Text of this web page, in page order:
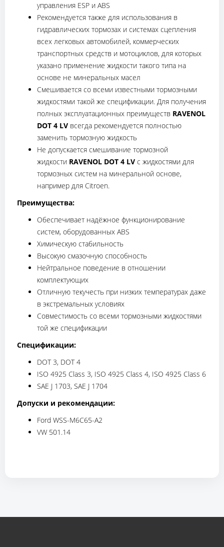
управления ESP и ABS
Рекомендуется также для использования в
гидравлических тормозах и системах сцепления
всех легковых автомобилей, коммерческих
транспортных средств и мотоциклов, для которых
указано применение жидкости такого типа на
основе не минеральных масел
Смешивается со всеми известными тормозными
жидкостями такой же спецификации. Для получения
полных эксплуатационных преимуществ RAVENOL
DOT 4 LV всегда рекомендуется полностью
заменить тормозную жидкость
Не допускается смешивание тормозной
жидкости RAVENOL DOT 4 LV с жидкостями для
тормозных систем на минеральной основе,
например для Citroen.
Преимущества:
Обеспечивает надёжное функционирование
систем, оборудованных ABS
Химическую стабильность
Высокую смазочную способность
Нейтральное поведение в отношении
комплектующих
Отличную текучесть при низких температурах даже
в экстремальных условиях
Совместимость со всеми тормозными жидкостями
той же спецификации
Спецификации:
DOT 3, DOT 4
ISO 4925 Class 3, ISO 4925 Class 4, ISO 4925 Class 6
SAE J 1703, SAE J 1704
Допуски и рекомендации:
Ford WSS-M6C65-A2
VW 501.14